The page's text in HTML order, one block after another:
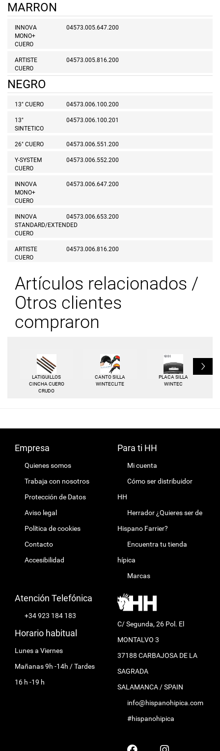
MARRON
INNOVA
MONO+
CUERO
04573.005.647.200
ARTISTE
CUERO
04573.005.816.200
NEGRO
13" CUERO 04573.006.100.200
13"
SINTETICO
04573.006.100.201
26" CUERO 04573.006.551.200
Y-SYSTEM
CUERO
04573.006.552.200
INNOVA
MONO+
CUERO
04573.006.647.200
INNOVA
STANDARD/EXTENDED
CUERO
04573.006.653.200
ARTISTE
CUERO
04573.006.816.200
Artículos relacionados /
Otros clientes
compraron
LATIGUILLOS
CINCHA CUERO
CRUDO
CANTO SILLA
WINTECLITE
PLACA SILLA
WINTEC
L
Empresa
Quienes somos
Trabaja con nosotros
Protección de Datos
Aviso legal
Política de cookies
Contacto
Accesibilidad
Para ti HH
Mi cuenta
Cómo ser distribuidor
HH
Herrador ¿Quieres ser de
Hispano Farrier?
Encuentra tu tienda
hípica
Marcas
Atención Telefónica
+34 923 184 183
Horario habitual
Lunes a Viernes
Mañanas 9h -14h / Tardes
16 h -19 h
C/ Segunda, 26 Pol. El
MONTALVO 3
37188 CARBAJOSA DE LA
SAGRADA
SALAMANCA / SPAIN
info@hispanohipica.com
#hispanohipica